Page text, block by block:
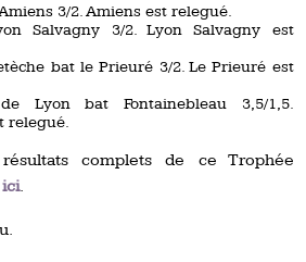
3/2. Amiens est relegué.
Salvagny 3/2. Lyon Salvagny est
bat le Prieuré 3/2. Le Prieuré est
Lyon bat Fontainebleau 3,5/1,5.
relegué.
complets de ce Trophée
.